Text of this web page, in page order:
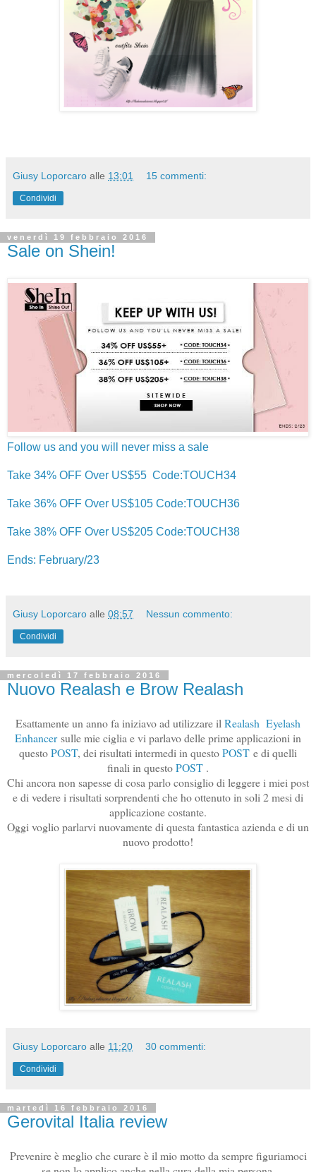
Giusy Loporcaro alle 13:01 15 commenti:
Condividi
venerdì 19 febbraio 2016
Sale on Shein!
Follow us and you will never miss a sale
Take 34% OFF Over US$55 Code:TOUCH34
Take 36% OFF Over US$105 Code:TOUCH36
Take 38% OFF Over US$205 Code:TOUCH38
Ends: February/23
Giusy Loporcaro alle 08:57 Nessun commento:
Condividi
mercoledì 17 febbraio 2016
Nuovo Realash e Brow Realash
Esattamente un anno fa iniziavo ad utilizzare il Realash Eyelash
Enhancersulle mie ciglia e vi parlavo delle prime applicazioni in
questoPOST, dei risultati intermedi in questoPOST e di quelli
finali in questoPOST .
Chi ancora non sapesse di cosa parlo consiglio di leggere i miei post
e di vedere i risultati sorprendenti che ho ottenuto in soli 2 mesi di
applicazione costante.
Oggi voglio parlarvi nuovamente di questa fantastica azienda e di un
nuovo prodotto!
Giusy Loporcaro alle 11:20 30 commenti:
Condividi
martedì 16 febbraio 2016
Gerovital Italia review
Prevenire è meglio che curare è il mio motto da sempre figuriamoci